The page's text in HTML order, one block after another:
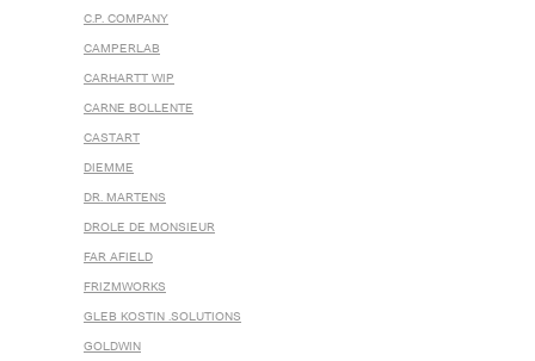
C.P. COMPANY
CAMPERLAB
CARHARTT WIP
CARNE BOLLENTE
CASTART
DIEMME
DR. MARTENS
DROLE DE MONSIEUR
FAR AFIELD
FRIZMWORKS
GLEB KOSTIN .SOLUTIONS
GOLDWIN